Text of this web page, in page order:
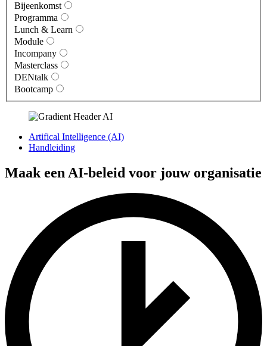
Bijeenkomst
Programma
Lunch & Learn
Module
Incompany
Masterclass
DENtalk
Bootcamp
Artifical Intelligence (AI)
Handleiding
Maak een AI-beleid voor jouw organisatie